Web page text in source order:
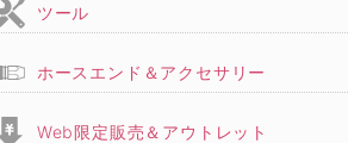
ツール
ホースエンド＆アクセサリー
Web限定販売＆アウトレット